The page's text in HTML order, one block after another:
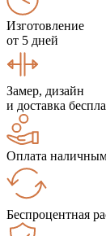
Изготовление
от 5 дней
Замер, дизайн
и доставка
Оплата
Беспроцентная